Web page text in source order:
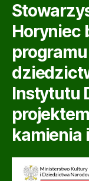
Horyniec
Instytutu
kamienia